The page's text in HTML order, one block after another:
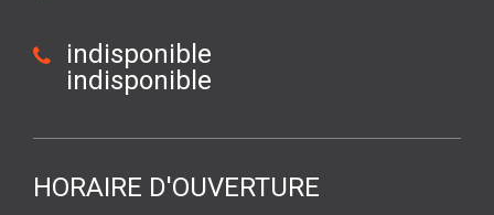
indisponible
indisponible
HORAIRE D'OUVERTURE